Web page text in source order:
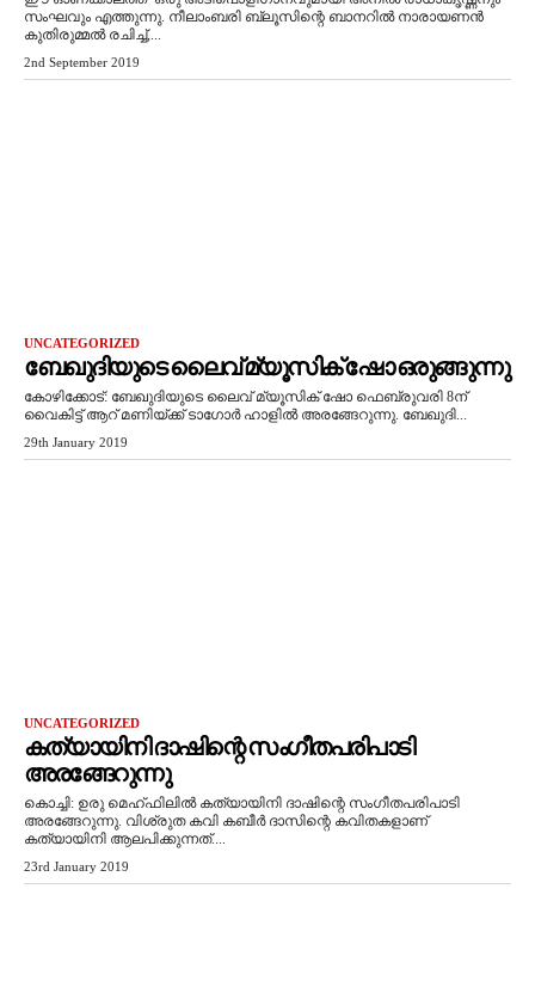
സംഘവും എത്തുന്നു. നീലാംബരി ബ്ലൂസിന്റെ ബാനറിൽ നാരായണൻ
കുതിരുമ്മൽ രചിച്ച്‌,...
2nd September 2019
UNCATEGORIZED
ബേഖുദിയുടെ ലൈവ് മ്യൂസിക് ഷോ ഒരുങ്ങുന്നു
കോഴിക്കോട്: ബേഖുദിയുടെ ലൈവ് മ്യൂസിക് ഷോ ഫെബ്രുവരി 8ന്
വൈകിട്ട് ആറ് മണിയ്ക്ക് ടാഗോര്‍ ഹാളില്‍ അരങ്ങേറുന്നു. ബേഖുദി...
29th January 2019
UNCATEGORIZED
കത്യായിനി ദാഷിന്റെ സംഗീതപരിപാടി
അരങ്ങേറുന്നു
കൊച്ചി: ഉരു മെഹ്ഫിലില്‍ കത്യായിനി ദാഷിന്റെ സംഗീതപരിപാടി
അരങ്ങേറുന്നു. വിശ്രുത കവി കബീര്‍ ദാസിന്റെ കവിതകളാണ്
കത്യായിനി ആലപിക്കുന്നത്....
23rd January 2019